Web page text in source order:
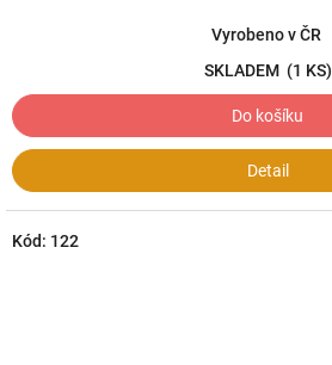
Vyrobeno v ČR
SKLADEM (1 KS)
Do košíku
Detail
Kód: 122